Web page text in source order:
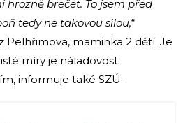
hrozně brečet. To jsem před
tedy ne takovou silou,“
Pelhřimova, maminka 2 dětí. Je
míry je náladovost
informuje také SZÚ.